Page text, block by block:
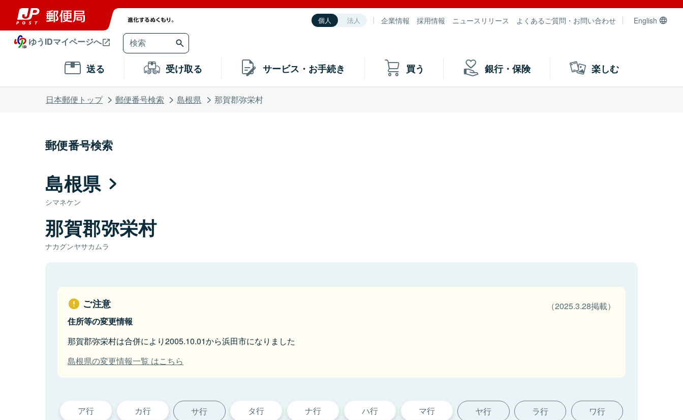
個人 法人 企業情報 採用情報 ニュースリリース よくあるご質問・お問い合わせ English
ゆうIDマイページへ
送る 受け取る サービス・お手続き 買う 銀行・保険 楽しむ
日本郵便トップ 郵便番号検索 島根県 那賀郡弥栄村
郵便番号検索
島根県
シマネケン
那賀郡弥栄村
ナカグンヤサカムラ
ご注意
（2025.3.28掲載）
住所等の変更情報
那賀郡弥栄村は合併により2005.10.01から浜田市になりました
島根県の変更情報一覧 はこちら
ア行 カ行 サ行 タ行 ナ行 ハ行 マ行 ヤ行 ラ行 ワ行